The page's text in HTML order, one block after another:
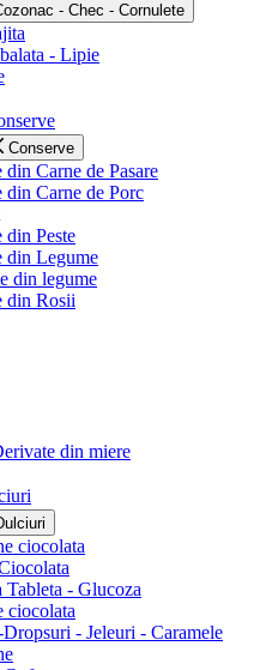
- Chec - Cornulete
- Lipie
Conserve
din Carne de Pasare
din Carne de Porc
din Peste
din Legume
din legume
din Rosii
din miere
ciocolata
Tableta - Glucoza
ciocolata
- Jeleuri - Caramele